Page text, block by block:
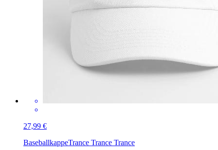
27,99 €
BaseballkappeTrance Trance Trance